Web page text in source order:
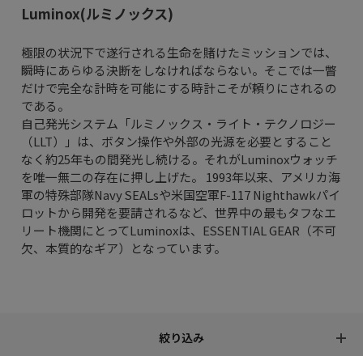
Luminox(ルミノックス)
極限の状況下で遂行される生命を賭けたミッションでは、
瞬時にあらゆる決断をしなければならない。そこでは一瞥
だけで完全な計時を可能にする時計こそが頼りにされるの
である。
自己発光システム「ルミノックス・ライト・テクノロジー
（LLT）」は、ボタン操作や外部の光源を必要とすること
なく約25年もの間発光し続ける。それがLuminoxウォッチ
を唯一無二の存在に押し上げた。 1993年以来、アメリカ海
軍の特殊部隊Navy SEALsや米国空軍F-117 Nighthawkパイ
ロットから開発を要請されるなど、世界中の最もタフなエ
リート機関にとってLuminoxは、ESSENTIAL GEAR（不可
欠、本質的なギア）となっています。